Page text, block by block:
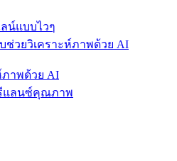
น์แบบไวๆ
าพด้วย AI